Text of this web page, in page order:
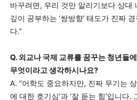
바꾸려면, 우리 것만 알리기보다 상대
깊이 공부하는 ‘쌍방향’ 태도가 진짜
다.”
Q. 외교나 국제 교류를 꿈꾸는 청년들
무엇이라고 생각하시나요?
A. “어학도 중요하지만, 진짜 무기는
에 대한 호기심’과 ‘잘 듣는 힘’입니다